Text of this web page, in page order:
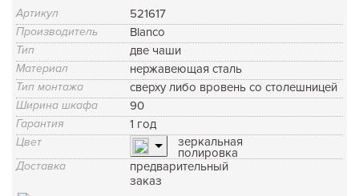
Артикул 521617
Производитель Blanco
Тип две чаши
Материал нержавеющая сталь
Тип монтажа сверху либо вровень со столешницей
Ширина шкафа 90
Гарантия 1 год
Цвет зеркальная
полировка
Доставка
предварительный
заказ